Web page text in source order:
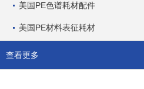
美国PE色谱耗材配件
美国PE材料表征耗材
查看更多